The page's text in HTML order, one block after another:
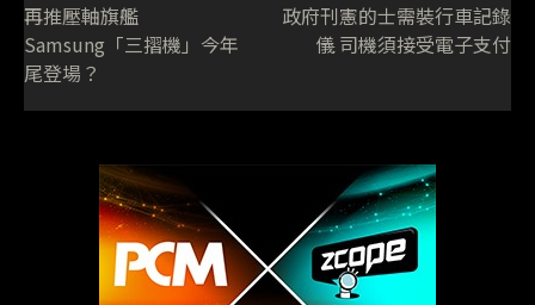
再推壓軸旗艦
Samsung「三摺機」今年
尾登場？
政府刊憲的士需裝行車記錄
儀 司機須接受電子支付